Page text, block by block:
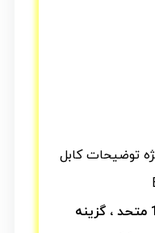
تصویر کابل جوشکاری سایز 10 متحد ، گزینه